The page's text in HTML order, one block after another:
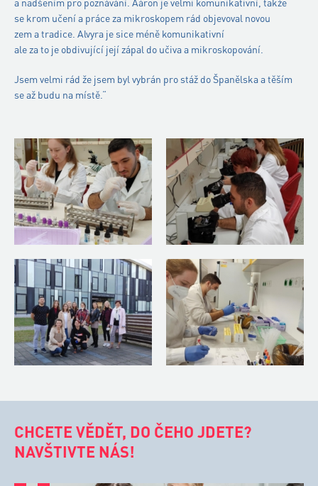
a nadšením pro poznávání. Aáron je velmi komunikativní, takže
se krom učení a práce za mikroskopem rád objevoval novou
zem a tradice. Alvyra je sice méně komunikativní
ale za to je obdivující její zápal do učiva a mikroskopování.
Jsem velmi rád že jsem byl vybrán pro stáž do Španělska a těším
se až budu na místě .“
CHCETE VĚDĚT, DO ČEHO JDETE?
NAVŠTIVTE NÁS!